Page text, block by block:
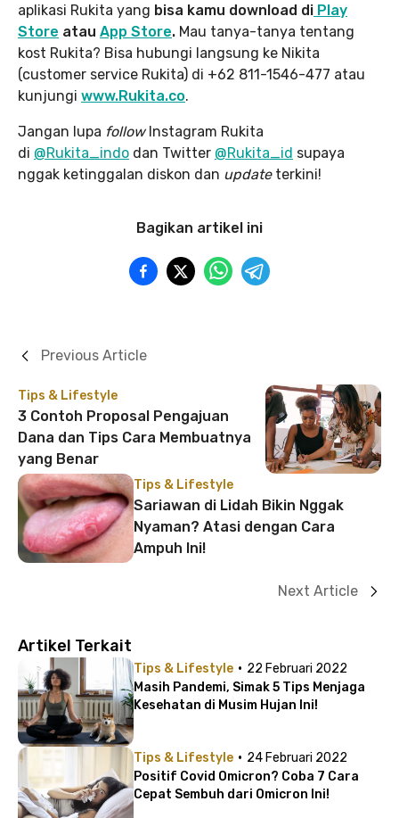
aplikasi Rukita yang bisa kamu download di Play
Store atau App Store. Mau tanya-tanya tentang
kost Rukita? Bisa hubungi langsung ke Nikita
(customer service Rukita) di +62 811-1546-477 atau
kunjungi www.Rukita.co.
Jangan lupa followInstagram Rukita
di @Rukita_indo dan Twitter @Rukita_id supaya
nggak ketinggalan diskon dan update terkini!
Bagikan artikel ini
Tips & Lifestyle
3 Contoh Proposal Pengajuan
Dana dan Tips Cara Membuatnya
yang Benar
Previous Article
Tips & Lifestyle
Sariawan di Lidah Bikin Nggak
Nyaman? Atasi dengan Cara
Ampuh Ini!
Next Article
Artikel Terkait
Tips & Lifestyle · 22 Februari 2022
Masih Pandemi, Simak 5 Tips Menjaga
Kesehatan di Musim Hujan Ini!
Tips & Lifestyle · 24 Februari 2022
Positif Covid Omicron? Coba 7 Cara
Cepat Sembuh dari Omicron Ini!